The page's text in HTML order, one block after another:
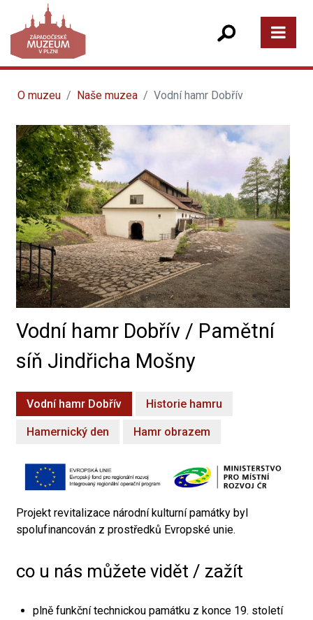
O muzeu Naše muzea Vodní hamr Dobřív
Vodní hamr Dobřív / Pamětní
síň Jindřicha Mošny
Vodní hamr Dobřív Historie hamru
Hamernický den Hamr obrazem
Projekt revitalizace národní kulturní památky byl
spolufinancován z prostředků Evropské unie.
co u nás můžete vidět / zažít
plně funkční technickou památku z konce 19. století